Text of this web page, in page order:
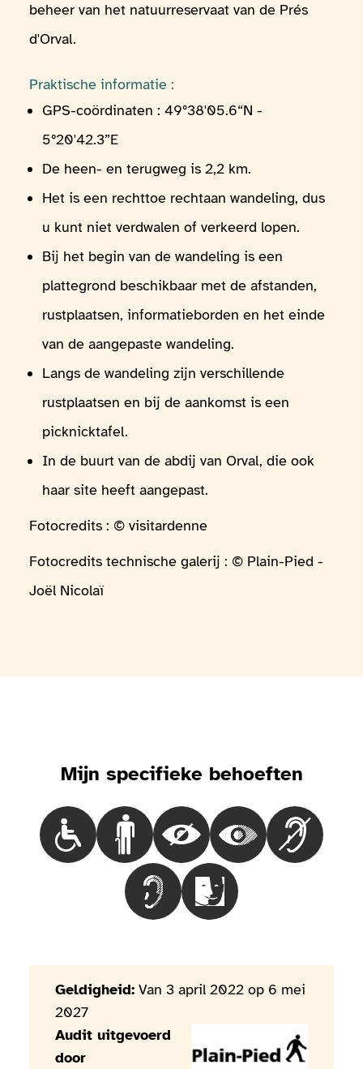
beheer van het natuurreservaat van de Prés
d'Orval.
Praktische informatie :
GPS-coördinaten : 49°38'05.6“N -
5°20'42.3”E
De heen- en terugweg is 2,2 km.
Het is een rechttoe rechtaan wandeling, dus
u kunt niet verdwalen of verkeerd lopen.
Bij het begin van de wandeling is een
plattegrond beschikbaar met de afstanden,
rustplaatsen, informatieborden en het einde
van de aangepaste wandeling.
Langs de wandeling zijn verschillende
rustplaatsen en bij de aankomst is een
picknicktafel.
In de buurt van de abdij van Orval, die ook
haar site heeft aangepast.
Fotocredits : © visitardenne
Fotocredits technische galerij : © Plain-Pied -
Joël Nicolaï
Mijn specifieke behoeften
Choisir le besoinMensen in een rolstoel
Choisir le besoinMensen met
Choisir le besoinBlinde mensen
Choisir le Choisir le
Choisir le besoinMensen met een
Choisir le besoinMensen
Geldigheid: Van 3 april 2022 op 6 mei
2027
Audit uitgevoerd
door